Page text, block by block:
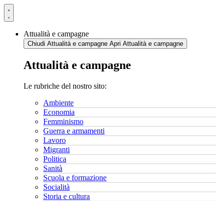
Vai
al
Attualità e campagne
Chiudi Attualità e campagne Apri Attualità e campagne
Attualità e campagne
Le rubriche del nostro sito:
Ambiente
Economia
Femminismo
Guerra e armamenti
Lavoro
Migranti
Politica
Sanità
Scuola e formazione
Socialità
Storia e cultura